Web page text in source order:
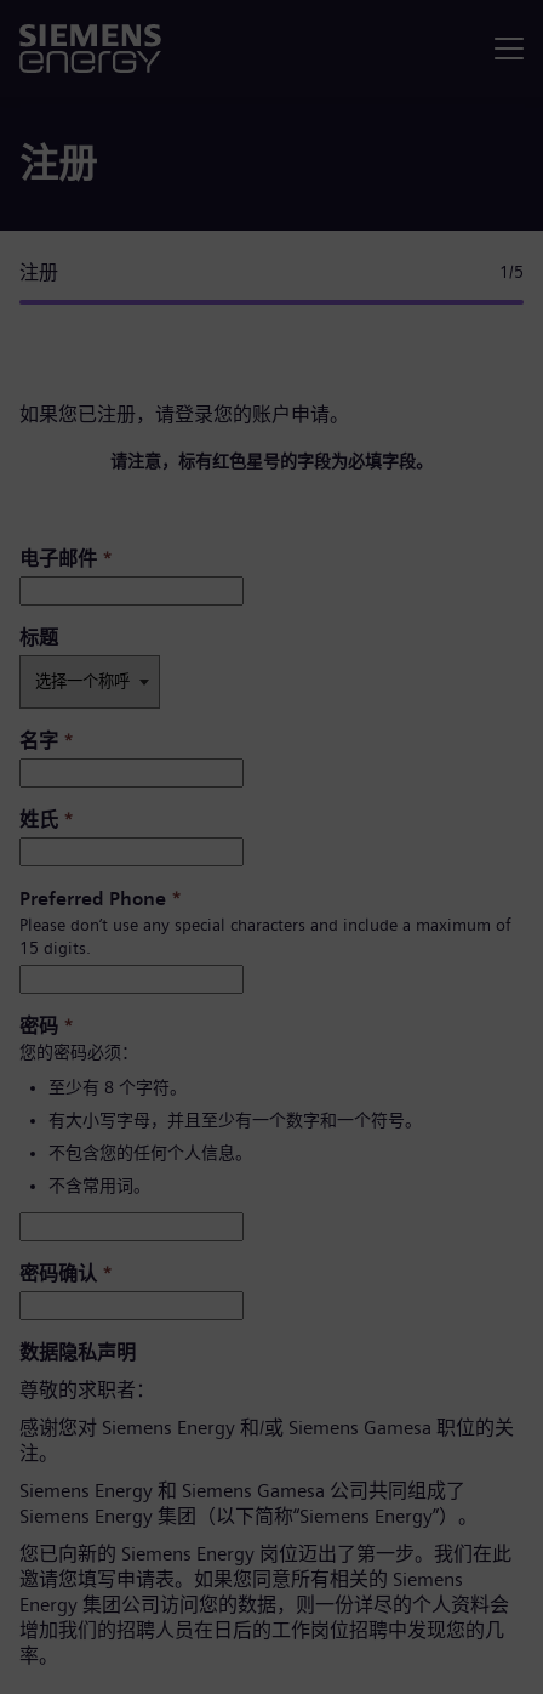
注册
注册 1 /5
如果您已注册，请登录您的账户 申请。
请注意，标有红色星号的字段为必填字段。
电子邮件 *
标题
名字 *
姓氏 *
Preferred Phone *
Please don’t use any special characters and include a maximum of
15 digits.
密码 *
您的密码必须：
至少有 8 个字符。
有大小写字母，并且至少有一个数字和一个符号。
不包含您的任何个人信息。
不含常用词。
密码确认 *
数据隐私声明
尊敬的求职者：
感谢您对 Siemens Energy 和/或 Siemens Gamesa 职位的关
注。
Siemens Energy 和 Siemens Gamesa 公司共同组成了
Siemens Energy 集团（以下简称“Siemens Energy”）。
您已向新的 Siemens Energy 岗位迈出了第一步。我们在此
邀请您填写申请表。如果您同意所有相关的 Siemens
Energy 集团公司访问您的数据，则一份详尽的个人资料会
增加我们的招聘人员在日后的工作岗位招聘中发现您的几
率。